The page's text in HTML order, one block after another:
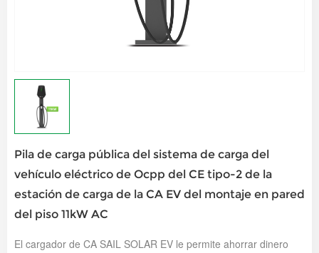
Pila de carga pública del sistema de carga del
vehículo eléctrico de Ocpp del CE tipo-2 de la
estación de carga de la CA EV del montaje en pared
del piso 11kW AC
El cargador de CA SAIL SOLAR EV le permite ahorrar dinero